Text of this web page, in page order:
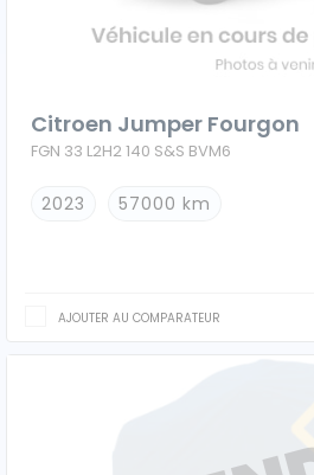
Véhicules 0 km
Réservation véhicule
Citroen Jumper Fourgon
FGN 33 L2H2 140 S&S BVM6
2023 57000 km
AJOUTER AU COMPARATEUR